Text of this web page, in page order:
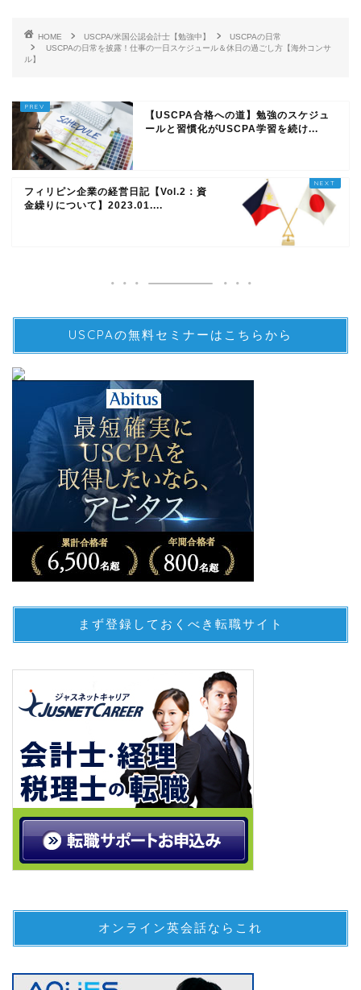
HOME USCPA/米国公認会計士【勉強中】
USCPAの日常
USCPAの日常を披露！仕事の一日スケジュール＆休日の過ごし方【海外コンサ
ル】
【USCPA合格への道】勉強のスケジュ
ールと習慣化がUSCPA学習を続け...
フィリピン企業の経営日記【Vol.2：資
金繰りについて】2023.01....
USCPAの無料セミナーはこちらから
まず登録しておくべき転職サイト
オンライン英会話ならこれ